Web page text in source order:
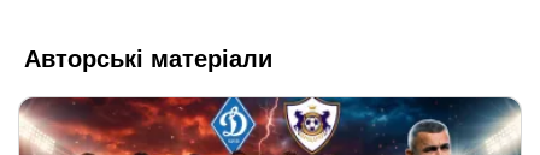
Авторські матеріали